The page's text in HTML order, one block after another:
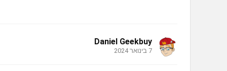
Daniel Geekbuy
7 בינואר 2024